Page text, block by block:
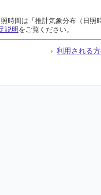
/// 2.0 西
/// 2.0 西
/// 2.0 西
/// 2.0 西
時間は「推計気象分布（日
説明をご覧ください。
利用される